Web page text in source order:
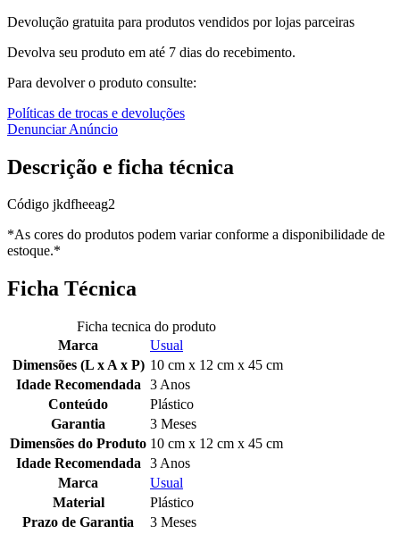
Devolução gratuita para produtos vendidos por lojas parceiras
Devolva seu produto em até 7 dias do recebimento.
Para devolver o produto consulte:
Políticas de trocas e devoluções
Denunciar Anúncio
Descrição e ficha técnica
Código jkdfheeag2
*As cores do produtos podem variar conforme a disponibilidade de
estoque.*
Ficha Técnica
Ficha tecnica do produto
Marca
Usual
Dimensões (L x A x P) 10 cm x 12 cm x 45 cm
Idade Recomendada
3 Anos
Conteúdo
Plástico
Garantia
3 Meses
Dimensões do Produto 10 cm x 12 cm x 45 cm
Idade Recomendada
3 Anos
Marca
Usual
Material
Plástico
Prazo de Garantia
3 Meses